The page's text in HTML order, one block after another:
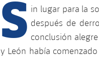
S in lugar para la
después de
conclusión
y León había